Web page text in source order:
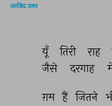
आबिद उमर
यूँ तिरी राह
जैसे
दरगाह
ग़म हैं जितने